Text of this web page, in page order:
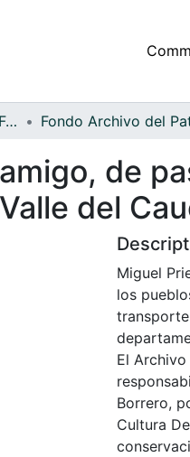
Archivo del Patrimonio Fotográfico y Fílmico del Valle del Cauca
de
del
Miguel
los
El
Borrero,
Cultura